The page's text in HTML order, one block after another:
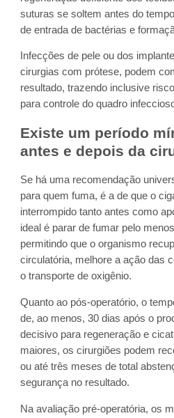
suturas se soltem antes do
de entrada de bactérias e
Infecções de pele ou dos
cirurgias com prótese, podem
resultado, trazendo inclusive
para controle do quadro
Existe um período
antes e depois da
Se há uma recomendação
para quem fuma, é a de que o
interrompido tanto antes como
ideal é parar de fumar pelo
permitindo que o organismo
circulatória, melhore a ação das
o transporte de oxigênio.
Quanto ao pós-operatório, o
de, ao menos, 30 dias após o
decisivo para regeneração e
maiores, os cirurgiões podem
ou até três meses de total
segurança no resultado.
Na avaliação pré-operatória, os